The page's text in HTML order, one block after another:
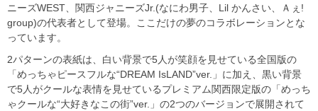
ニーズWEST、関西ジャニーズJr.(なにわ男子、Lil かんさい、Ａぇ!
group)の代表者として登場。ここだけの夢のコラボレーションとな
っています。
2パターンの表紙は、白い背景で5人が笑顔を見せている全国版の
「めっちゃピースフルな“DREAM IsLAND”ver.」に加え、黒い背景
で5人がクールな表情を見せているプレミアム関西限定版の「めっち
ゃクールな“大好きなこの街”ver.」の2つのバージョンで展開されて